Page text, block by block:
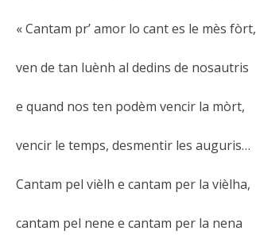
« Cantam pr’ amor lo cant es le mès fòrt,
ven de tan luènh al dedins de nosautris
e quand nos ten podèm vencir la mòrt,
vencir le temps, desmentir les auguris…
Cantam pel vièlh e cantam per la vièlha,
cantam pel nene e cantam per la nena